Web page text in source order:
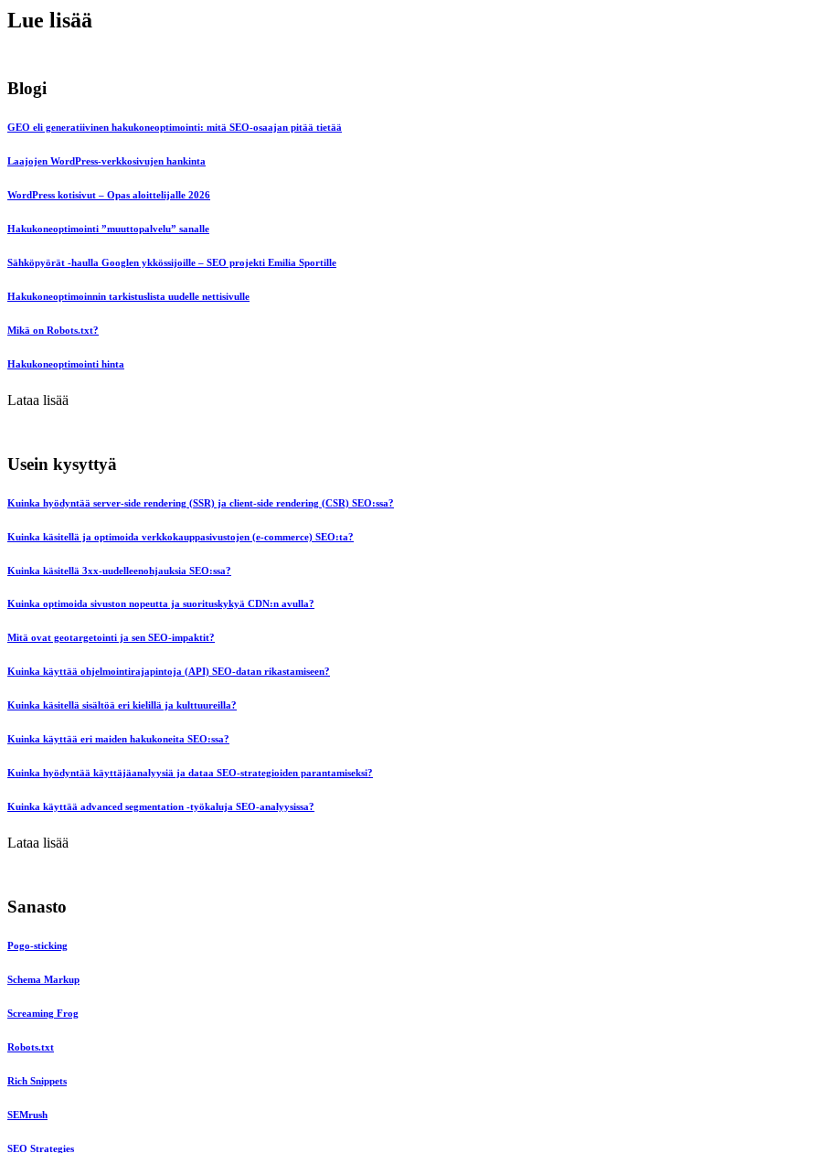
Lue lisää
Blogi
GEO eli generatiivinen hakukoneoptimointi: mitä SEO-osaajan pitää tietää
Laajojen WordPress-verkkosivujen hankinta
WordPress kotisivut – Opas aloittelijalle 2026
Hakukoneoptimointi ”muuttopalvelu” sanalle
Sähköpyörät -haulla Googlen ykkössijoille – SEO projekti Emilia Sportille
Hakukoneoptimoinnin tarkistuslista uudelle nettisivulle
Mikä on Robots.txt?
Hakukoneoptimointi hinta
Lataa lisää
Usein kysyttyä
Kuinka hyödyntää server-side rendering (SSR) ja client-side rendering (CSR) SEO:ssa?
Kuinka käsitellä ja optimoida verkkokauppasivustojen (e-commerce) SEO:ta?
Kuinka käsitellä 3xx-uudelleenohjauksia SEO:ssa?
Kuinka optimoida sivuston nopeutta ja suorituskykyä CDN:n avulla?
Mitä ovat geotargetointi ja sen SEO-impaktit?
Kuinka käyttää ohjelmointirajapintoja (API) SEO-datan rikastamiseen?
Kuinka käsitellä sisältöä eri kielillä ja kulttuureilla?
Kuinka käyttää eri maiden hakukoneita SEO:ssa?
Kuinka hyödyntää käyttäjäanalyysiä ja dataa SEO-strategioiden parantamiseksi?
Kuinka käyttää advanced segmentation -työkaluja SEO-analyysissa?
Lataa lisää
Sanasto
Pogo-sticking
Schema Markup
Screaming Frog
Robots.txt
Rich Snippets
SEMrush
SEO Strategies